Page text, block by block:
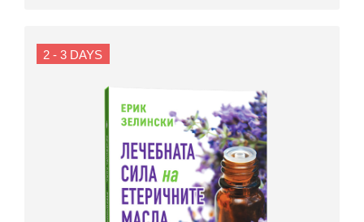
2 - 3 DAYS